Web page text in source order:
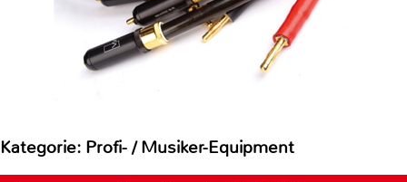
Kategorie: Profi- / Musiker-Equipment